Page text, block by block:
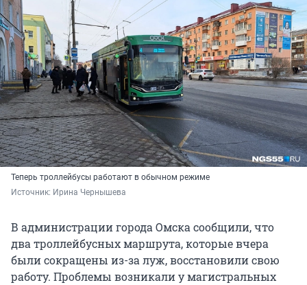
Теперь троллейбусы работают в обычном режиме
Источник: Ирина Чернышева
В администрации города Омска сообщили, что
два троллейбусных маршрута, которые вчера
были сокращены из-за луж, восстановили свою
работу. Проблемы возникали у магистральных